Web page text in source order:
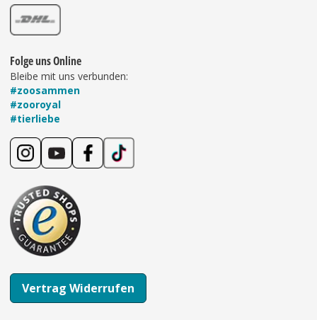
Folge uns Online
Bleibe mit uns verbunden:
#zoosammen
#zooroyal
#tierliebe
Vertrag Widerrufen